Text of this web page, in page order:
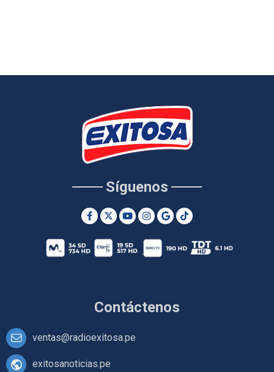
Contáctenos
ventas@radioexitosa.pe
exitosanoticias.pe
Síguenos